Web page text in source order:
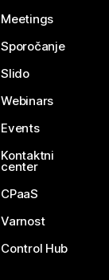
Meetings
Sporočanje
Slido
Webinars
Events
Kontaktni
center
CPaaS
Varnost
Control Hub